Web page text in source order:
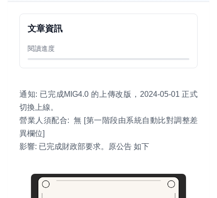
通知: 已完成MIG4.0 的上傳改版，2024-05-01 正式
切換上線。
營業人須配合: 無 [第一階段由系統自動比對調整差
異欄位]
影響: 已完成財政部要求。原公告 如下
文章資訊
閱讀進度